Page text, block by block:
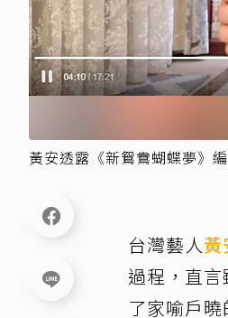
黃安透露《新鴛鴦蝴蝶夢》
台灣藝人黃
過程，直
了家喻戶曉